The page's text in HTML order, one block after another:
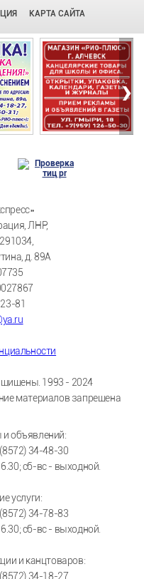
КАРТА САЙТА
›
ЛНР,
д. 89А
81
1993 - 2024
материалов запрещена
объявлений:
34-48-30
сб-вс - выходной.
услуги:
34-78-83
сб-вс - выходной.
и канцтоваров:
34-18-27